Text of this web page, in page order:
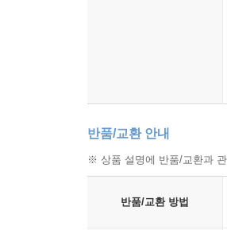
반품/교환 안내
※ 상품 설명에 반품/교환과
반품/교환 방법